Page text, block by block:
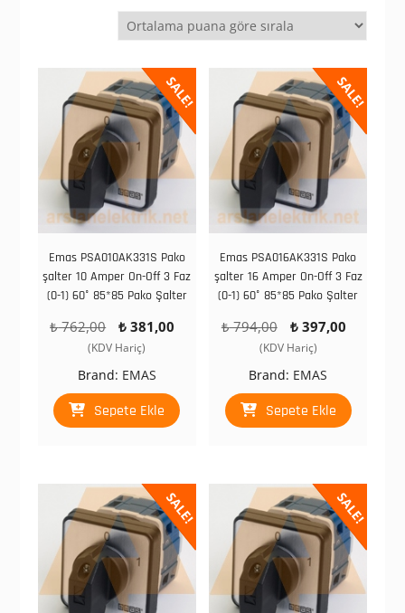
göre
SALE!
Emas PSA010AK331S Pako
şalter 10 Amper On-Off 3 Faz
(0-1) 60° 85*85 Pako Şalter
₺762,00
Orijinal
fiyat:
₺ 381,00
(KDV Hariç)
Brand: EMAS
Sepete Ekle
SALE!
Emas PSA016AK331S Pako
şalter 16 Amper On-Off 3 Faz
(0-1) 60° 85*85 Pako Şalter
₺794,00
Orijinal
fiyat:
₺397,00
(KDV Hariç)
Brand: EMAS
Sepete Ekle
SALE! SALE!